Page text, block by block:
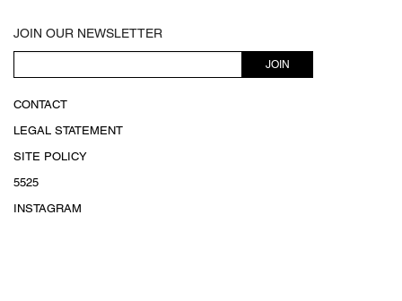
JOIN OUR NEWSLETTER
JOIN
CONTACT
LEGAL STATEMENT
SITE POLICY
5525
INSTAGRAM